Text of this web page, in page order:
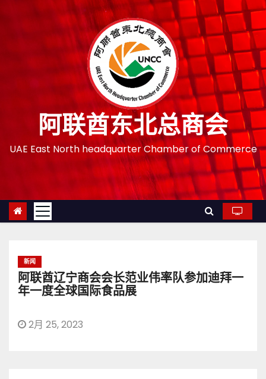
阿联酋东北总商会
UAE East North headquarter Chamber of Commerce
新闻
阿联酋辽宁商会会长范业伟率队参加迪拜一
年一度全球国际食品展
2月 25, 2023